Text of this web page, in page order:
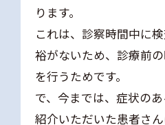
ります。
これは、診察時間中に
裕がないため、診療前
を行うためです。
で、今までは、症状の
紹介いただいた患者さ